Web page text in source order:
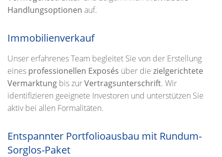
Handlungsoptionen auf.
Immobilienverkauf
Unser erfahrenes Team begleitet Sie von der Erstellung
eines professionellen Exposés über die zielgerichtete
Vermarktung bis zurVertragsunterschrift. Wir
identifizieren geeignete Investoren und unterstützen Sie
aktiv bei allen Formalitäten.
Entspannter Portfolioausbau mit Rundum-
Sorglos-Paket